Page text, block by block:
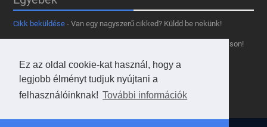
Ez az oldal cookie-kat használ, hogy a
legjobb élményt tudjuk nyújtani a
felhasználóinknak! További információk
Cikk beküldése - Van egy nagyszerű cikked? Küldd be nekünk!
- Tetszik az oldal? Segíts, hogy fennmaradhasson!
Kapcsolat, médiaajánlat- Lépj velünk kapcsolatba!
Használd a tooltipünket- A saját oldaladon is!